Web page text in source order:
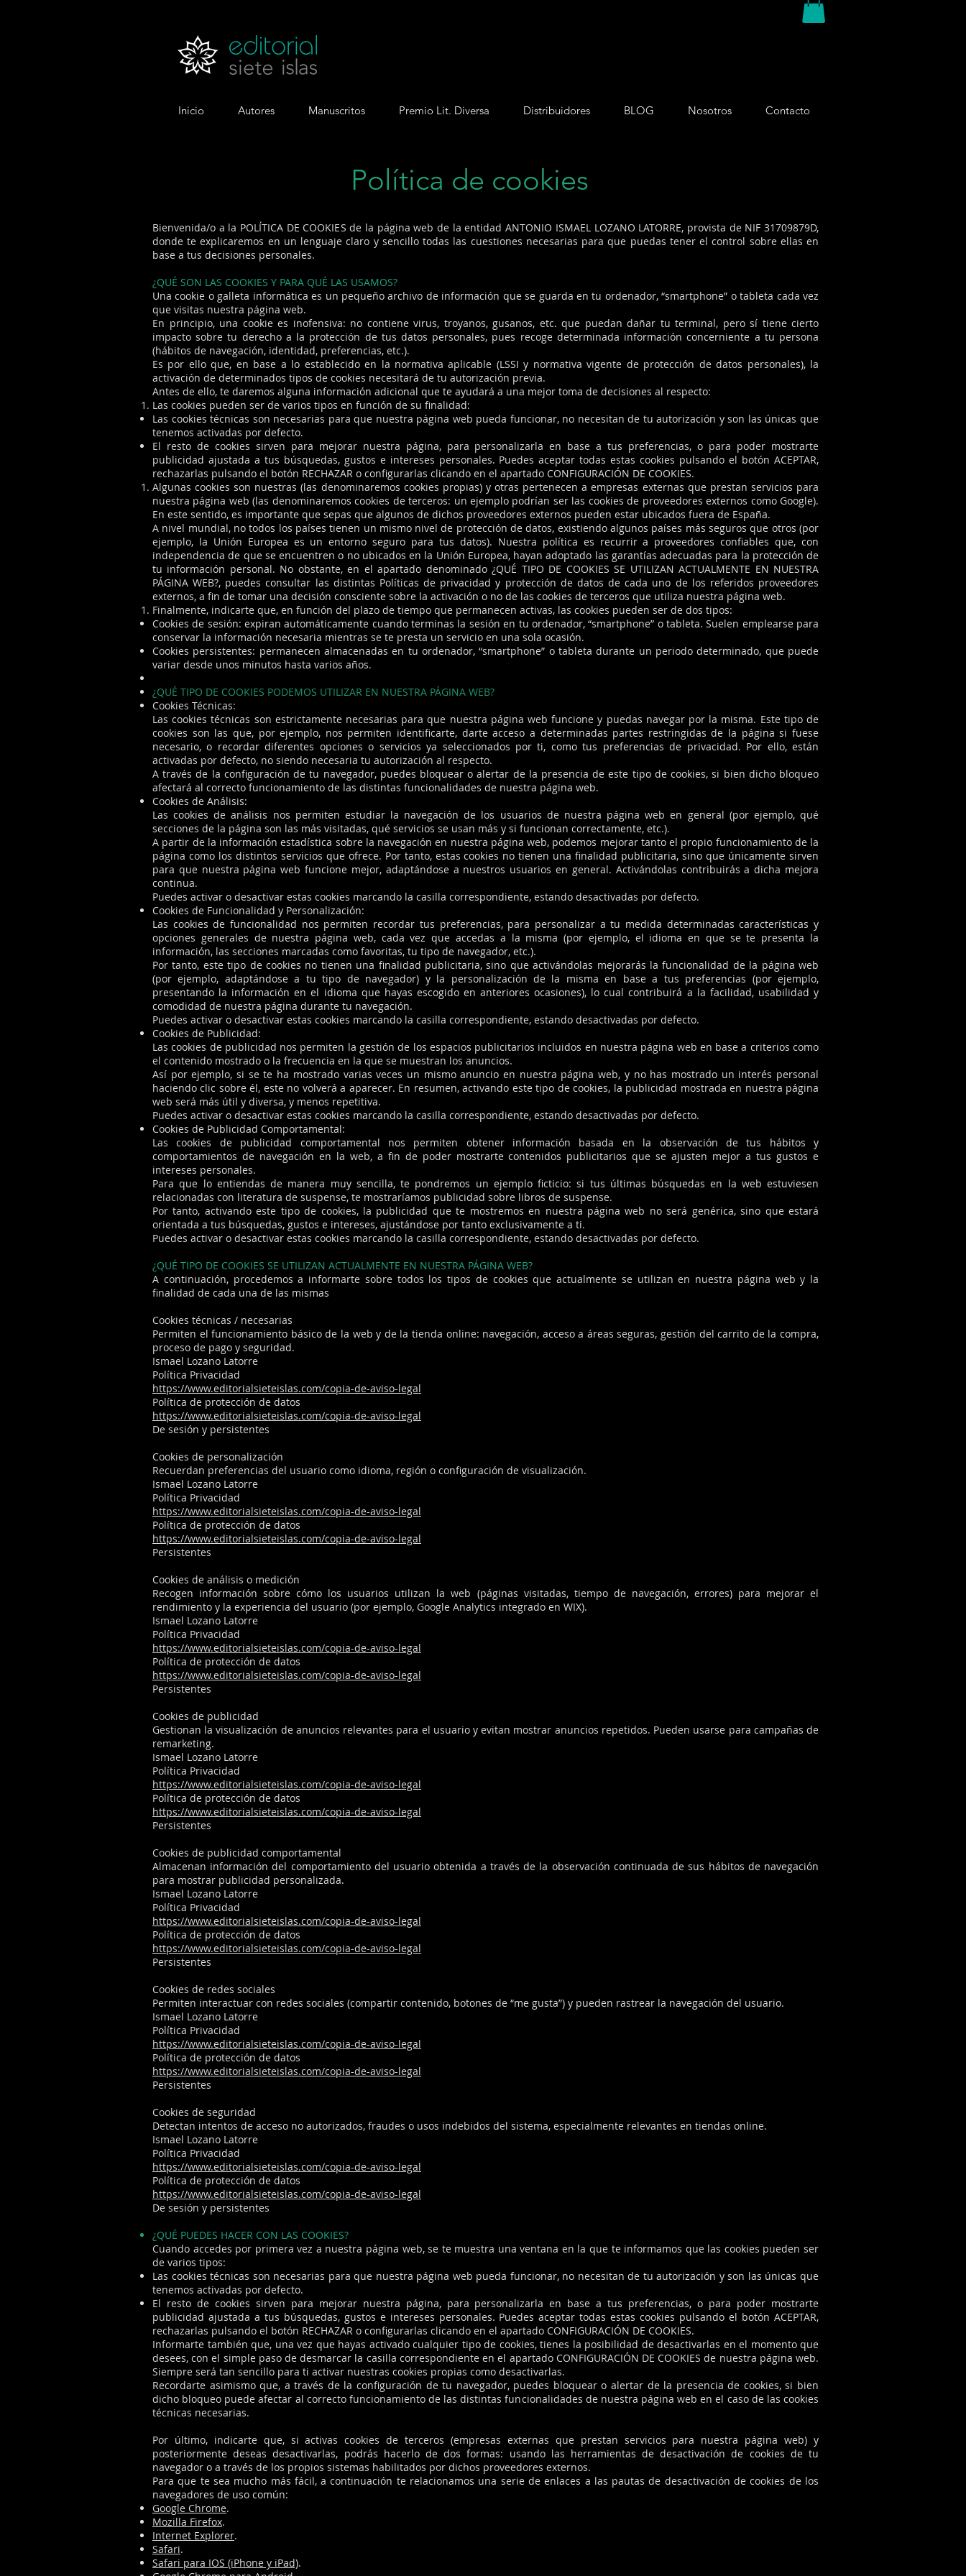
Inicio Autores Manuscritos Premio Lit. Diversa Distribuidores BLOG Nosotros Contacto
Política de cookies
Bienvenida/o a la POLÍTICA DE COOKIES de la página web de la entidad ANTONIO ISMAEL LOZANO LATORRE, provista de NIF 31709879D,
donde te explicaremos en un lenguaje claro y sencillo todas las cuestiones necesarias para que puedas tener el control sobre ellas en
base a tus decisiones personales.
¿QUÉ SON LAS COOKIES Y PARA QUÉ LAS USAMOS?
Una cookie o galleta informática es un pequeño archivo de información que se guarda en tu ordenador, “smartphone” o tableta cada vez
que visitas nuestra página web.
En principio, una cookie es inofensiva: no contiene virus, troyanos, gusanos, etc. que puedan dañar tu terminal, pero sí tiene cierto
impacto sobre tu derecho a la protección de tus datos personales, pues recoge determinada información concerniente a tu persona
(hábitos de navegación, identidad, preferencias, etc.).
Es por ello que, en base a lo establecido en la normativa aplicable (LSSI y normativa vigente de protección de datos personales), la
activación de determinados tipos de cookies necesitará de tu autorización previa.
Antes de ello, te daremos alguna información adicional que te ayudará a una mejor toma de decisiones al respecto:
Las cookies pueden ser de varios tipos en función de su finalidad:
Las cookies técnicas son necesarias para que nuestra página web pueda funcionar, no necesitan de tu autorización y son las únicas que
tenemos activadas por defecto.
El resto de cookies sirven para mejorar nuestra página, para personalizarla en base a tus preferencias, o para poder mostrarte
publicidad ajustada a tus búsquedas, gustos e intereses personales. Puedes aceptar todas estas cookies pulsando el botón ACEPTAR,
rechazarlas pulsando el botón RECHAZAR o configurarlas clicando en el apartado CONFIGURACIÓN DE COOKIES.
Algunas cookies son nuestras (las denominaremos cookies propias) y otras pertenecen a empresas externas que prestan servicios para
nuestra página web (las denominaremos cookies de terceros: un ejemplo podrían ser las cookies de proveedores externos como Google).
En este sentido, es importante que sepas que algunos de dichos proveedores externos pueden estar ubicados fuera de España.
A nivel mundial, no todos los países tienen un mismo nivel de protección de datos, existiendo algunos países más seguros que otros (por
ejemplo, la Unión Europea es un entorno seguro para tus datos). Nuestra política es recurrir a proveedores confiables que, con
independencia de que se encuentren o no ubicados en la Unión Europea, hayan adoptado las garantías adecuadas para la protección de
tu información personal. No obstante, en el apartado denominado ¿QUÉ TIPO DE COOKIES SE UTILIZAN ACTUALMENTE EN NUESTRA
PÁGINA WEB?, puedes consultar las distintas Políticas de privacidad y protección de datos de cada uno de los referidos proveedores
externos, a fin de tomar una decisión consciente sobre la activación o no de las cookies de terceros que utiliza nuestra página web.
Finalmente, indicarte que, en función del plazo de tiempo que permanecen activas, las cookies pueden ser de dos tipos:
Cookies de sesión: expiran automáticamente cuando terminas la sesión en tu ordenador, “smartphone” o tableta. Suelen emplearse para
conservar la información necesaria mientras se te presta un servicio en una sola ocasión.
Cookies persistentes: permanecen almacenadas en tu ordenador, “smartphone” o tableta durante un periodo determinado, que puede
variar desde unos minutos hasta varios años.
¿QUÉ TIPO DE COOKIES PODEMOS UTILIZAR EN NUESTRA PÁGINA WEB?
Cookies Técnicas:
Las cookies técnicas son estrictamente necesarias para que nuestra página web funcione y puedas navegar por la misma. Este tipo de
cookies son las que, por ejemplo, nos permiten identificarte, darte acceso a determinadas partes restringidas de la página si fuese
necesario, o recordar diferentes opciones o servicios ya seleccionados por ti, como tus preferencias de privacidad. Por ello, están
activadas por defecto, no siendo necesaria tu autorización al respecto.
A través de la configuración de tu navegador, puedes bloquear o alertar de la presencia de este tipo de cookies, si bien dicho bloqueo
afectará al correcto funcionamiento de las distintas funcionalidades de nuestra página web.
Cookies de Análisis:
Las cookies de análisis nos permiten estudiar la navegación de los usuarios de nuestra página web en general (por ejemplo, qué
secciones de la página son las más visitadas, qué servicios se usan más y si funcionan correctamente, etc.).
A partir de la información estadística sobre la navegación en nuestra página web, podemos mejorar tanto el propio funcionamiento de la
página como los distintos servicios que ofrece. Por tanto, estas cookies no tienen una finalidad publicitaria, sino que únicamente sirven
para que nuestra página web funcione mejor, adaptándose a nuestros usuarios en general. Activándolas contribuirás a dicha mejora
continua.
Puedes activar o desactivar estas cookies marcando la casilla correspondiente, estando desactivadas por defecto.
Cookies de Funcionalidad y Personalización:
Las cookies de funcionalidad nos permiten recordar tus preferencias, para personalizar a tu medida determinadas características y
opciones generales de nuestra página web, cada vez que accedas a la misma (por ejemplo, el idioma en que se te presenta la
información, las secciones marcadas como favoritas, tu tipo de navegador, etc.).
Por tanto, este tipo de cookies no tienen una finalidad publicitaria, sino que activándolas mejorarás la funcionalidad de la página web
(por ejemplo, adaptándose a tu tipo de navegador) y la personalización de la misma en base a tus preferencias (por ejemplo,
presentando la información en el idioma que hayas escogido en anteriores ocasiones), lo cual contribuirá a la facilidad, usabilidad y
comodidad de nuestra página durante tu navegación.
Puedes activar o desactivar estas cookies marcando la casilla correspondiente, estando desactivadas por defecto.
Cookies de Publicidad:
Las cookies de publicidad nos permiten la gestión de los espacios publicitarios incluidos en nuestra página web en base a criterios como
el contenido mostrado o la frecuencia en la que se muestran los anuncios.
Así por ejemplo, si se te ha mostrado varias veces un mismo anuncio en nuestra página web, y no has mostrado un interés personal
haciendo clic sobre él, este no volverá a aparecer. En resumen, activando este tipo de cookies, la publicidad mostrada en nuestra página
web será más útil y diversa, y menos repetitiva.
Puedes activar o desactivar estas cookies marcando la casilla correspondiente, estando desactivadas por defecto.
Cookies de Publicidad Comportamental:
Las cookies de publicidad comportamental nos permiten obtener información basada en la observación de tus hábitos y
comportamientos de navegación en la web, a fin de poder mostrarte contenidos publicitarios que se ajusten mejor a tus gustos e
intereses personales.
Para que lo entiendas de manera muy sencilla, te pondremos un ejemplo ficticio: si tus últimas búsquedas en la web estuviesen
relacionadas con literatura de suspense, te mostraríamos publicidad sobre libros de suspense.
Por tanto, activando este tipo de cookies, la publicidad que te mostremos en nuestra página web no será genérica, sino que estará
orientada a tus búsquedas, gustos e intereses, ajustándose por tanto exclusivamente a ti.
Puedes activar o desactivar estas cookies marcando la casilla correspondiente, estando desactivadas por defecto.
¿QUÉ TIPO DE COOKIES SE UTILIZAN ACTUALMENTE EN NUESTRA PÁGINA WEB?
A continuación, procedemos a informarte sobre todos los tipos de cookies que actualmente se utilizan en nuestra página web y la
finalidad de cada una de las mismas
Cookies técnicas / necesarias
Permiten el funcionamiento básico de la web y de la tienda online: navegación, acceso a áreas seguras, gestión del carrito de la compra,
proceso de pago y seguridad.
Ismael Lozano Latorre
Política Privacidad
https://www.editorialsieteislas.com/copia-de-aviso-legal
Política de protección de datos
https://www.editorialsieteislas.com/copia-de-aviso-legal
De sesión y persistentes
Cookies de personalización
Recuerdan preferencias del usuario como idioma, región o configuración de visualización.
Ismael Lozano Latorre
Política Privacidad
https://www.editorialsieteislas.com/copia-de-aviso-legal
Política de protección de datos
https://www.editorialsieteislas.com/copia-de-aviso-legal
Persistentes
Cookies de análisis o medición
Recogen información sobre cómo los usuarios utilizan la web (páginas visitadas, tiempo de navegación, errores) para mejorar el
rendimiento y la experiencia del usuario (por ejemplo, Google Analytics integrado en WIX).
Ismael Lozano Latorre
Política Privacidad
https://www.editorialsieteislas.com/copia-de-aviso-legal
Política de protección de datos
https://www.editorialsieteislas.com/copia-de-aviso-legal
Persistentes
Cookies de publicidad
Gestionan la visualización de anuncios relevantes para el usuario y evitan mostrar anuncios repetidos. Pueden usarse para campañas de
remarketing.
Ismael Lozano Latorre
Política Privacidad
https://www.editorialsieteislas.com/copia-de-aviso-legal
Política de protección de datos
https://www.editorialsieteislas.com/copia-de-aviso-legal
Persistentes
Cookies de publicidad comportamental
Almacenan información del comportamiento del usuario obtenida a través de la observación continuada de sus hábitos de navegación
para mostrar publicidad personalizada.
Ismael Lozano Latorre
Política Privacidad
https://www.editorialsieteislas.com/copia-de-aviso-legal
Política de protección de datos
https://www.editorialsieteislas.com/copia-de-aviso-legal
Persistentes
Cookies de redes sociales
Permiten interactuar con redes sociales (compartir contenido, botones de “me gusta”) y pueden rastrear la navegación del usuario.
Ismael Lozano Latorre
Política Privacidad
https://www.editorialsieteislas.com/copia-de-aviso-legal
Política de protección de datos
https://www.editorialsieteislas.com/copia-de-aviso-legal
Persistentes
Cookies de seguridad
Detectan intentos de acceso no autorizados, fraudes o usos indebidos del sistema, especialmente relevantes en tiendas online.
Ismael Lozano Latorre
Política Privacidad
https://www.editorialsieteislas.com/copia-de-aviso-legal
Política de protección de datos
https://www.editorialsieteislas.com/copia-de-aviso-legal
De sesión y persistentes
¿QUÉ PUEDES HACER CON LAS COOKIES?
Cuando accedes por primera vez a nuestra página web, se te muestra una ventana en la que te informamos que las cookies pueden ser
de varios tipos:
Las cookies técnicas son necesarias para que nuestra página web pueda funcionar, no necesitan de tu autorización y son las únicas que
tenemos activadas por defecto.
El resto de cookies sirven para mejorar nuestra página, para personalizarla en base a tus preferencias, o para poder mostrarte
publicidad ajustada a tus búsquedas, gustos e intereses personales. Puedes aceptar todas estas cookies pulsando el botón ACEPTAR,
rechazarlas pulsando el botón RECHAZAR o configurarlas clicando en el apartado CONFIGURACIÓN DE COOKIES.
Informarte también que, una vez que hayas activado cualquier tipo de cookies, tienes la posibilidad de desactivarlas en el momento que
desees, con el simple paso de desmarcar la casilla correspondiente en el apartado CONFIGURACIÓN DE COOKIES de nuestra página web.
Siempre será tan sencillo para ti activar nuestras cookies propias como desactivarlas.
Recordarte asimismo que, a través de la configuración de tu navegador, puedes bloquear o alertar de la presencia de cookies, si bien
dicho bloqueo puede afectar al correcto funcionamiento de las distintas funcionalidades de nuestra página web en el caso de las cookies
técnicas necesarias.
Por último, indicarte que, si activas cookies de terceros (empresas externas que prestan servicios para nuestra página web) y
posteriormente deseas desactivarlas, podrás hacerlo de dos formas: usando las herramientas de desactivación de cookies de tu
navegador o a través de los propios sistemas habilitados por dichos proveedores externos.
Para que te sea mucho más fácil, a continuación te relacionamos una serie de enlaces a las pautas de desactivación de cookies de los
navegadores de uso común:
Google Chrome.
Mozilla Firefox.
Internet Explorer.
Safari.
Safari para IOS (iPhone y iPad).